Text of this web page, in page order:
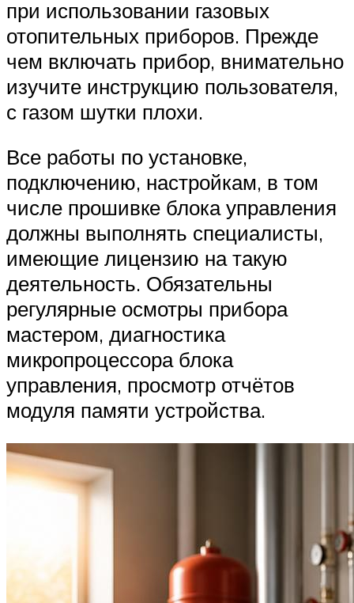
при использовании газовых
отопительных приборов. Прежде
чем включать прибор, внимательно
изучите инструкцию пользователя,
с газом шутки плохи.
Все работы по установке,
подключению, настройкам, в том
числе прошивке блока управления
должны выполнять специалисты,
имеющие лицензию на такую
деятельность. Обязательны
регулярные осмотры прибора
мастером, диагностика
микропроцессора блока
управления, просмотр отчётов
модуля памяти устройства.